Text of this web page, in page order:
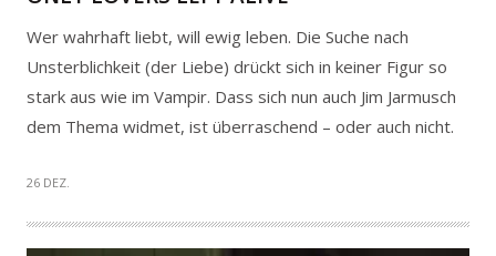
Wer wahrhaft liebt, will ewig leben. Die Suche nach
Unsterblichkeit (der Liebe) drückt sich in keiner Figur so
stark aus wie im Vampir. Dass sich nun auch Jim Jarmusch
dem Thema widmet, ist überraschend – oder auch nicht.
26 DEZ.